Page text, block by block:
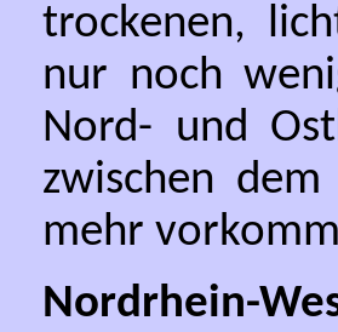
trockenen,
nur noch
Nord- und
zwischen
mehr
Nordrhein-